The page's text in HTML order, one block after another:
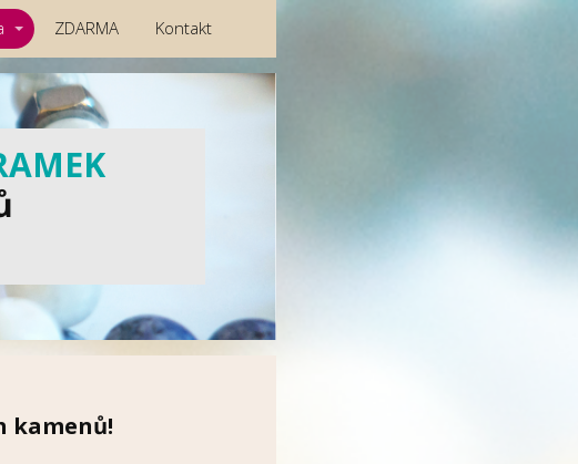
ZDARMA Kontakt
kamenů!